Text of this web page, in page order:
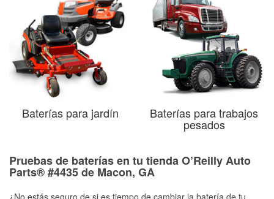
Baterías para jardín Baterías para trabajos
pesados
Pruebas de baterías en tu tienda O’Reilly Auto
Parts® #4435 de Macon, GA
¿No estás seguro de si es tiempo de cambiar la batería de tu